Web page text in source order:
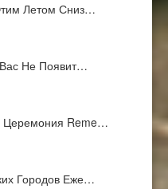
Летом Сниз…
Не Появит…
Reme…
Городов Еже…